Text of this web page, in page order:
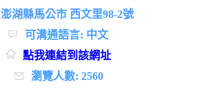
澎湖縣馬公市 西文里98-2號
可溝通語言: 中文
點我連結到該網址
瀏覽人數: 2560